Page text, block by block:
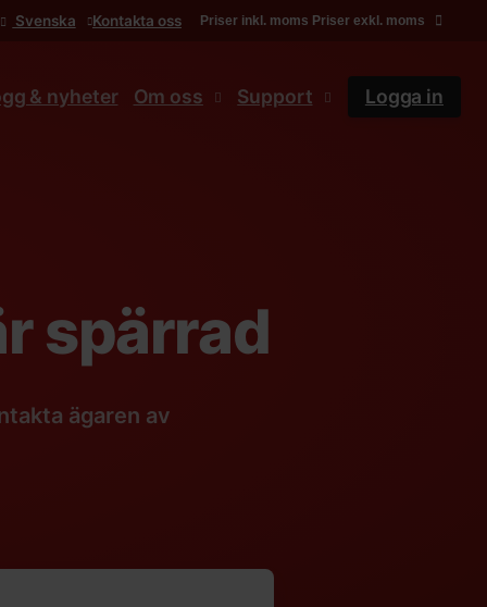
Svenska Kontakta oss Priser inkl. moms Priser exkl. moms
& nyheter Om oss Support Logga in
spärrad
ägaren av